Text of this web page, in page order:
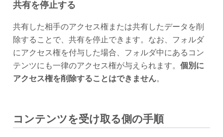
共有を停止する
共有した相手のアクセス権または共有したデータを削
除することで、共有を停止できます。なお、フォルダ
にアクセス権を付与した場合、フォルダ中にあるコン
テンツにも一律のアクセス権が与えられます。 個別に
アクセス権を削除することはできません。
コンテンツを受け取る側の手順